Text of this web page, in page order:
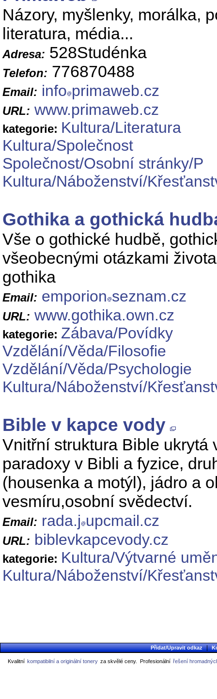
Názory, myšlenky, morálka,
literatura, média...
Adresa: 528Studénka
Telefon: 776870488
Email: info primaweb.cz
URL: www.primaweb.cz
kategorie: Kultura/Literatura
Kultura/Společnost
Společnost/Osobní stránky/P
Kultura/Náboženství/
Gothika a gothická
Vše o gothické hudbě,
všeobecnými otázkami
gothika
Email: emporion seznam.cz
URL: www.gothika.own.cz
kategorie: Zábava/Povídky
Vzdělání/Věda/Filosofie
Vzdělání/Věda/Psychologie
Kultura/Náboženství/
Bible v kapce vody
Vnitřní struktura Bible ukrytá
paradoxy v Bibli a fyzice,
(housenka a motýl), jádro a
vesmíru,osobní svědectví.
Email: rada.j upcmail.cz
URL: biblevkapcevody.cz
kategorie: Kultura/Výtvarné
Kultura/Náboženství/
Přidat/Upravit odkaz |
Kvalitní kompatibilní a originální tonery za skvělé ceny. Profesionální řešení